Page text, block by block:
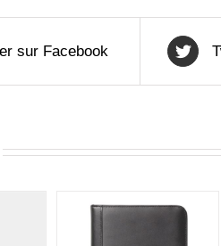
sur Facebook